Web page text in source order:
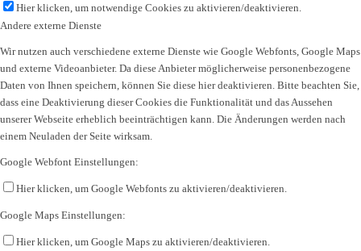
Hier klicken, um notwendige Cookies zu aktivieren/deaktivieren.
Andere externe Dienste
Wir nutzen auch verschiedene externe Dienste wie Google Webfonts, Google Maps
und externe Videoanbieter. Da diese Anbieter möglicherweise personenbezogene
Daten von Ihnen speichern, können Sie diese hier deaktivieren. Bitte beachten Sie,
dass eine Deaktivierung dieser Cookies die Funktionalität und das Aussehen
unserer Webseite erheblich beeinträchtigen kann. Die Änderungen werden nach
einem Neuladen der Seite wirksam.
Google Webfont Einstellungen:
Hier klicken, um Google Webfonts zu aktivieren/deaktivieren.
Google Maps Einstellungen:
Hier klicken, um Google Maps zu aktivieren/deaktivieren.